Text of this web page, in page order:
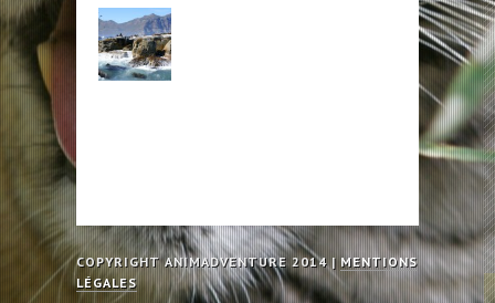
COPYRIGHT ANIMADVENTURE 2014 | MENTIONS
LÉGALES